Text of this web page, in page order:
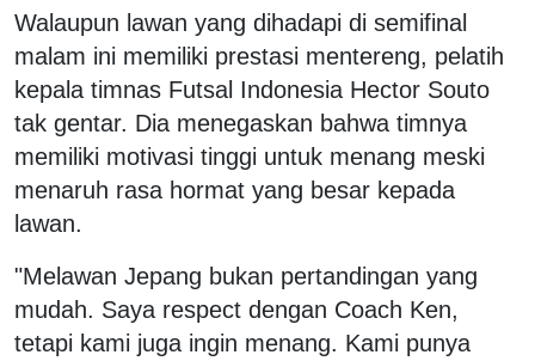
Walaupun lawan yang dihadapi di semifinal
malam ini memiliki prestasi mentereng, pelatih
kepala timnas Futsal Indonesia Hector Souto
tak gentar. Dia menegaskan bahwa timnya
memiliki motivasi tinggi untuk menang meski
menaruh rasa hormat yang besar kepada
lawan.
"Melawan Jepang bukan pertandingan yang
mudah. Saya respect dengan Coach Ken,
tetapi kami juga ingin menang. Kami punya